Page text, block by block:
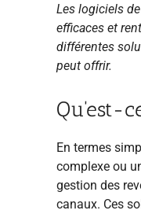
Les logiciels
efficaces et
différentes
peut offrir.
Qu'est-
En termes
complexe ou
gestion des
canaux. Ces